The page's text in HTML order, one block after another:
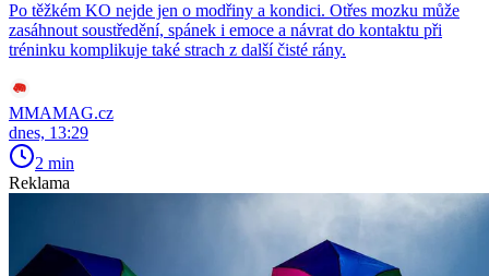
Po těžkém KO nejde jen o modřiny a kondici. Otřes mozku může
zasáhnout soustředění, spánek i emoce a návrat do kontaktu při
tréninku komplikuje také strach z další čisté rány.
MMAMAG.cz
dnes, 13:29
2 min
Reklama